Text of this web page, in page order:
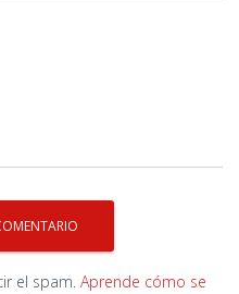
el spam. Aprende cómo se